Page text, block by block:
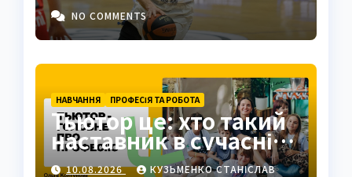
NO COMMENTS
НАВЧАННЯ ПРОФЕСІЯ ТА РОБОТА
Тьютор це: хто такий
наставник в сучасній
освіті
10.08.2026
КУЗЬМЕНКО СТАНІСЛАВ